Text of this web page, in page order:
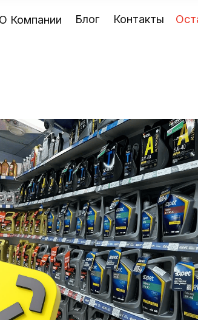
О Компании Блог Контакты
продаже